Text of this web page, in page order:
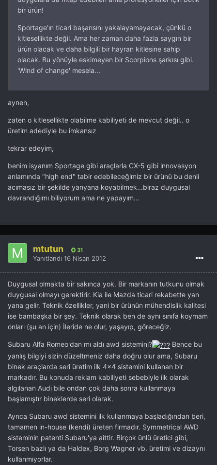
bir ürün!
Sportage'ın ticari başarısını yakalayamayacak, çünkü o
kitlesellikte değil. Ama her zaman daha fazla saygın bir
ürün olacak ve daha bilgili bir hayran kitlesine sahip
olacak. Bu yönüyle eskimeyen bir Scorpions şarkısı gibi.
'Wind of change' mesela...
aynen,
zaten o kitlesellikte olabilme kabiliyeti de mevcut değil.. o
üretim adediyle bu imkansız
tekrar edeyim,
benim isyanım Sportage gibi araçlarla CX-5 gibi innovasyon
anlamında "high end" tabir edebileceğimiz bir ürünü bu denli
acımasız bir şekilde yanyana koyabilmek...biraz duygusal
davrandığımı biliyorum ama ne yapayım...
mtutun 31
Yanıtlandı 16 Nisan 2012
Duygusal olmakta bir sakınca yok. Bir markanın tutkunu olmak
duygusal olmayı gerektirir. Kia ile Mazda ticari rekabette yan
yana gelir. Teknik özellikler, yani bir ürünün mühendislik kalitesi
ise bambaşka bir şey. Teknik olarak ben de aynı sınıfa koymam
onları (şu an için) İleride ne olur, yaşayıp, göreceğiz.
Subaru Alfa Romeo'dan mı aldı awd sistemini?
Bence bu
yanlış bilgiyi sizin düzeltmeniz daha doğru olur ama, Subaru
binek araçlarda seri üretim ilk 4x4 sistemini kullanan bir
markadır. Bu konuda reklam kabiliyeti sebebiyle ilk olarak
algılanan Audi bile ondan çok daha sonra kullanmaya
başlamıştır bineklerde seri olarak.
Ayrıca Subaru awd sistemini ilk kullanmaya başladığından beri,
tamamen in-house (kendi) üreten firmadır. Symmetrical AWD
sisteminin patenti Subaru'ya aittir. Birçok ünlü üretici gibi,
Torsen bazlı ya da Haldex, Borg Wagner vb. üretimi ve dizaynı
kullanmıyorlar.